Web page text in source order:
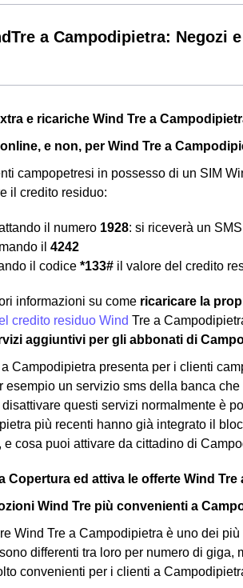
a Campodipietra: Negozi
e ricariche Wind Tre a
e non, per Wind Tre a
campopetresi in possesso di un SIM
il credito residuo:
il numero 1928: si riceverà un
il 4242
il codice *133# il valore del credito
informazioni su come ricaricare la
credito residuo Wind Tre a
aggiuntivi per gli abbonati di
Campodipietra presenta per i clienti
esempio un servizio sms della banca
questi servizi normalmente è
più recenti hanno già integrato il
, e cosa puoi attivare da cittadino di
Copertura ed attiva le offerte Wind Tre
Wind Tre più convenienti a
Wind Tre a Campodipietra è uno dei
differenti tra loro per numero di
convenienti per i clienti a